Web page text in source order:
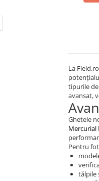
La
tipurile
avansat,
Ghetele
Mercurial
Pentru
tălpile